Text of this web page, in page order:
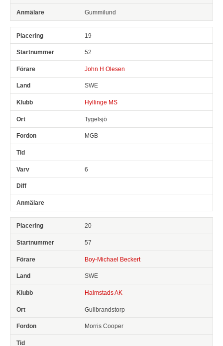
Gummilund
19
52
John H Olesen
SWE
Hyllinge MS
Tygelsjö
MGB
6
20
57
Boy-Michael Beckert
SWE
Halmstads AK
Gullbrandstorp
Morris Cooper